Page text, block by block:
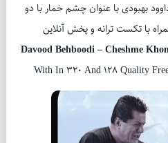
بهبودی با عنوان چشم خمار با دو
Davood Behboodi – Cheshme
With In 320 And 128 Quality